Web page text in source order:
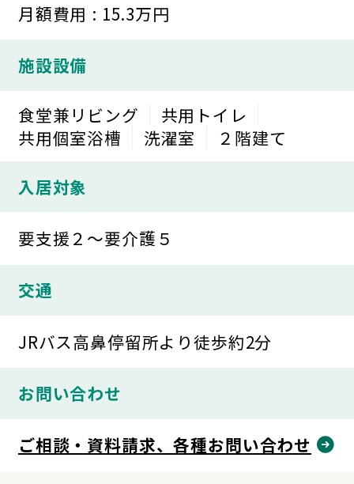
月額費用 : 15.3万円
施設設備
食堂兼リビング
共用トイレ
共用個室浴槽
洗濯室 ２階建て
入居対象
要支援２～要介護５
交通
JRバス高鼻停留所より徒歩約2分
お問い合わせ
ご相談・資料請求、各種お問い合わせ